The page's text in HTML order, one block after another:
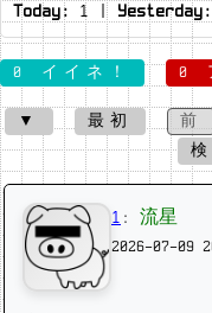
Today: 1 | Yesterday:
0 イイネ！ 0
▼ 最初 前
1 : 流星
2026-07-09